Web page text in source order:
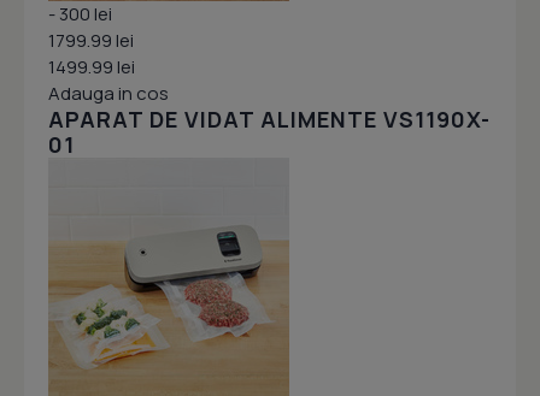
- 300 lei
1799.99 lei
1499.99 lei
Adauga in cos
APARAT DE VIDAT ALIMENTE VS1190X-
01